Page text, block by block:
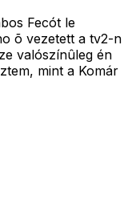
Fecót le
õ vezetett a tv2-n
valószínûleg én
mint a Komár